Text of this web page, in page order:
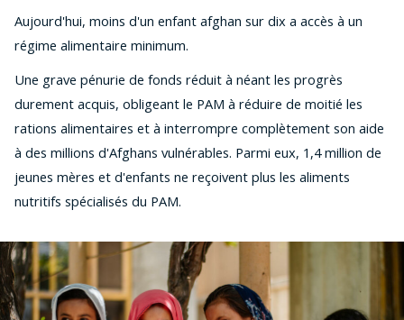
Aujourd'hui, moins d'un enfant afghan sur dix a accès à un
régime alimentaire minimum.
Une grave pénurie de fonds réduit à néant les progrès
durement acquis, obligeant le PAM à réduire de moitié les
rations alimentaires et à interrompre complètement son aide
à des millions d'Afghans vulnérables. Parmi eux, 1,4 million de
jeunes mères et d'enfants ne reçoivent plus les aliments
nutritifs spécialisés du PAM.